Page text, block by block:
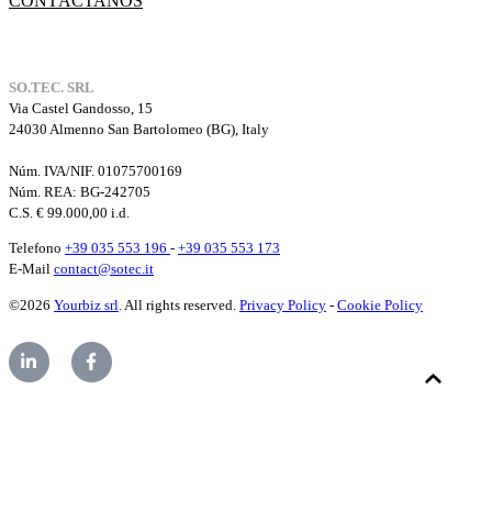
SO.TEC. SRL
Via Castel Gandosso, 15
24030 Almenno San Bartolomeo (BG), Italy
Núm. IVA/NIF. 01075700169
Núm. REA: BG-242705
C.S. € 99.000,00 i.d.
Telefono +39 035 553 196 - +39 035 553 173
E-Mail contact@sotec.it
©2026 Yourbiz srl . All rights reserved. Privacy Policy - Cookie Policy